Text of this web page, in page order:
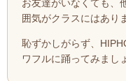
お友達がいなくても、
囲気がクラスにはあり
恥ずかしがらず、
ワフルに踊ってみまし